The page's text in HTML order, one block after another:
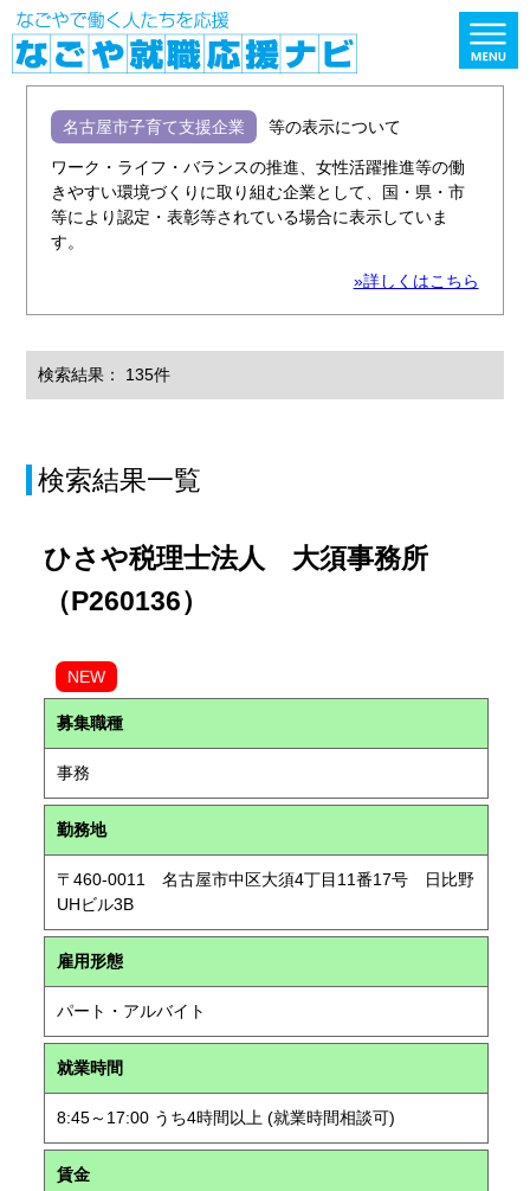
名古屋市子育て支援企業 等の表示について
ワーク・ライフ・バランスの推進、女性活躍推進等の働
きやすい環境づくりに取り組む企業として、国・県・市
等により認定・表彰等されている場合に表示していま
す。
»詳しくはこちら
検索結果： 135件
検索結果一覧
ひさや税理士法人 大須事務所
（P260136）
NEW
募集職種
事務
勤務地
〒460-0011 名古屋市中区大須4丁目11番17号 日比野
UHビル3B
雇用形態
パート・アルバイト
就業時間
8:45～17:00 うち4時間以上 (就業時間相談可)
賃金